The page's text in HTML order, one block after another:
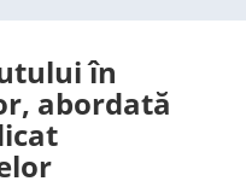
în
abordată